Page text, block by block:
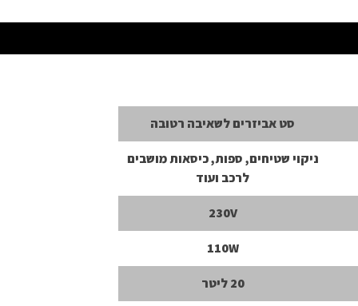
סט אביזרים לשאיבה רטובה
ניקוי שטיחים, ספות, כיסאות מושבים
לרכב ועוד
230V
110W
20 ליטר